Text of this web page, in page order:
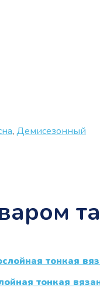
, Демисезонный
тонкая